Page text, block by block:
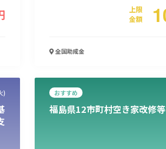
上限
金額
全国助成金
) おすすめ
福島県12市町村空き家改修